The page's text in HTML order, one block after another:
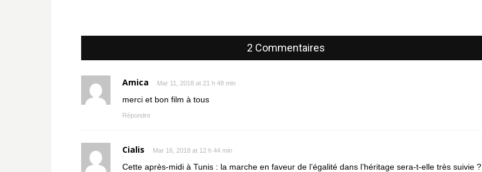
2 Commentaires
Amica Mar 11, 2018 at 21 h 48 min
merci et bon film à tous
Répondre
Cialis Mar 16, 2018 at 12 h 44 min
Cette après-midi à Tunis : la marche en faveur de l’égalité dans l’héritage sera-t-elle très suivie ?